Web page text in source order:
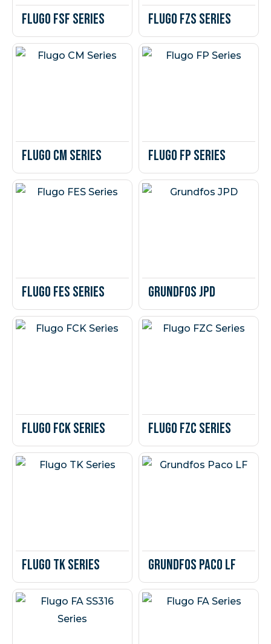
Flugo FSF Series Flugo FZS Series
Flugo CM Series Flugo FP Series
Flugo FES Series Grundfos JPD
Flugo FCK Series Flugo FZC Series
Flugo TK Series Grundfos Paco LF